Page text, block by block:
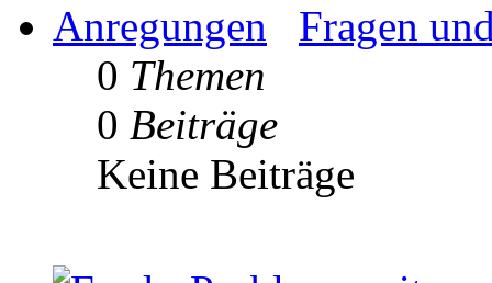
Fragen
0 Themen
0 Beiträge
Keine Beiträge